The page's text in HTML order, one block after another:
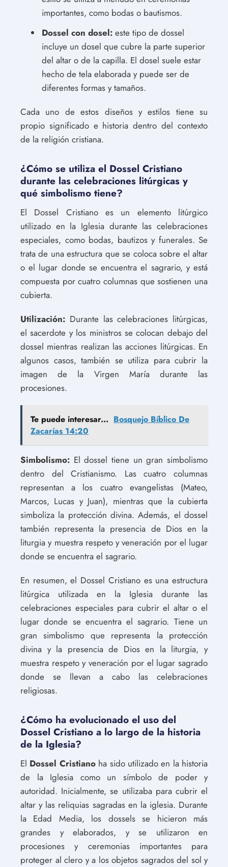
importantes, como bodas o bautismos.
Dossel con dosel: este tipo de dossel
incluye un dosel que cubre la parte superior
del altar o de la capilla. El dosel suele estar
hecho de tela elaborada y puede ser de
diferentes formas y tamaños.
Cada uno de estos diseños y estilos tiene su
propio significado e historia dentro del contexto
de la religión cristiana.
¿Cómo se utiliza el Dossel Cristiano
durante las celebraciones litúrgicas y
qué simbolismo tiene?
El Dossel Cristiano es un elemento litúrgico
utilizado en la Iglesia durante las celebraciones
especiales, como bodas, bautizos y funerales. Se
trata de una estructura que se coloca sobre el altar
o el lugar donde se encuentra el sagrario, y está
compuesta por cuatro columnas que sostienen una
cubierta.
Utilización: Durante las celebraciones litúrgicas,
el sacerdote y los ministros se colocan debajo del
dossel mientras realizan las acciones litúrgicas. En
algunos casos, también se utiliza para cubrir la
imagen de la Virgen María durante las
procesiones.
Te puede interesar... Bosquejo Bíblico De
Zacarías 14:20
Simbolismo: El dossel tiene un gran simbolismo
dentro del Cristianismo. Las cuatro columnas
representan a los cuatro evangelistas (Mateo,
Marcos, Lucas y Juan), mientras que la cubierta
simboliza la protección divina. Además, el dossel
también representa la presencia de Dios en la
liturgia y muestra respeto y veneración por el lugar
donde se encuentra el sagrario.
En resumen, el Dossel Cristiano es una estructura
litúrgica utilizada en la Iglesia durante las
celebraciones especiales para cubrir el altar o el
lugar donde se encuentra el sagrario. Tiene un
gran simbolismo que representa la protección
divina y la presencia de Dios en la liturgia, y
muestra respeto y veneración por el lugar sagrado
donde se llevan a cabo las celebraciones
religiosas.
¿Cómo ha evolucionado el uso del
Dossel Cristiano a lo largo de la historia
de la Iglesia?
El Dossel Cristianoha sido utilizado en la historia
de la Iglesia como un símbolo de poder y
autoridad. Inicialmente, se utilizaba para cubrir el
altar y las reliquias sagradas en la iglesia. Durante
la Edad Media, los dossels se hicieron más
grandes y elaborados, y se utilizaron en
procesiones y ceremonias importantes para
proteger al clero y a los objetos sagrados del sol y